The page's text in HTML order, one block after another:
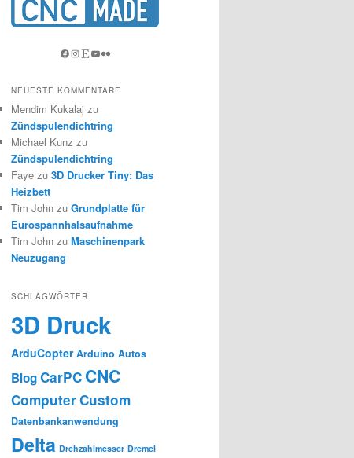
Facebook
Instagram
EtsyYouTube
Flickr
NEUESTE KOMMENTARE
Mendim Kukalaj zu
Zündspulendichtring
Michael Kunz zu
Zündspulendichtring
Faye zu 3D Drucker Tiny: Das
Heizbett
Tim John zu Grundplatte für
Eurospannhalsaufnahme
Tim John zu Maschinenpark
Neuzugang
SCHLAGWÖRTER
3D Druck
ArduCopter Arduino Autos
BlogCarPC CNC
ComputerCustom
Datenbankanwendung
Delta Drehzahlmesser Dremel